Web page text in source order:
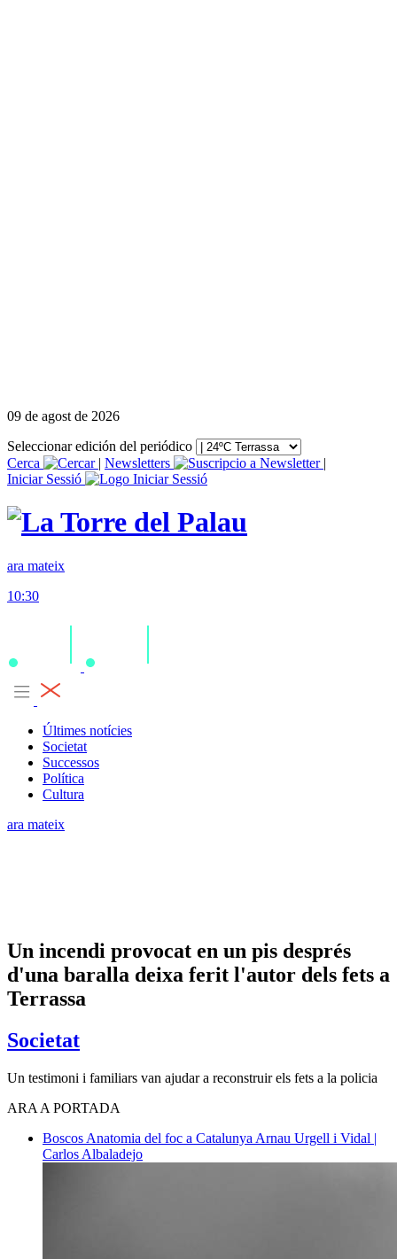
09 de agost de 2026
Seleccionar edición del periódico
Cerca
| Newsletters
|
Iniciar Sessió
ara mateix
10:30
Últimes notícies
Societat
Successos
Política
Cultura
ara mateix
Un incendi provocat en un pis després
d'una baralla deixa ferit l'autor dels fets a
Terrassa
Societat
Un testimoni i familiars van ajudar a reconstruir els fets a la policia
ARA A PORTADA
Boscos Anatomia del foc a Catalunya Arnau Urgell i Vidal |
Carlos Albaladejo